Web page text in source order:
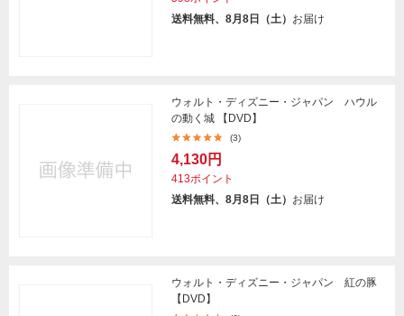
送料無料、8月8日（土） お届け
ウォルト・ディズニー・ジャパン ハウル
の動く城 【DVD】
(3)
4,130円
413ポイント
送料無料、8月8日（土） お届け
ウォルト・ディズニー・ジャパン 紅の豚
【DVD】